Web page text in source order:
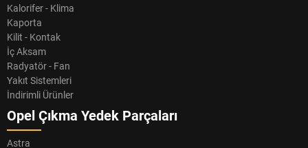
Kalorifer - Klima
Kaporta
Kilit - Kontak
İç Aksam
Radyatör - Fan
Yakıt Sistemleri
İndirimli Ürünler
Opel Çıkma Yedek Parçaları
Astra